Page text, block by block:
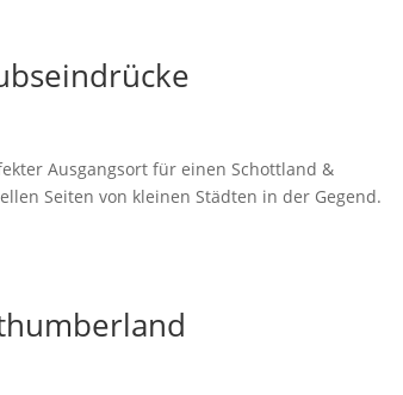
Ausgangsort für einen Schottland &
Seiten von kleinen Städten in der Gegend.